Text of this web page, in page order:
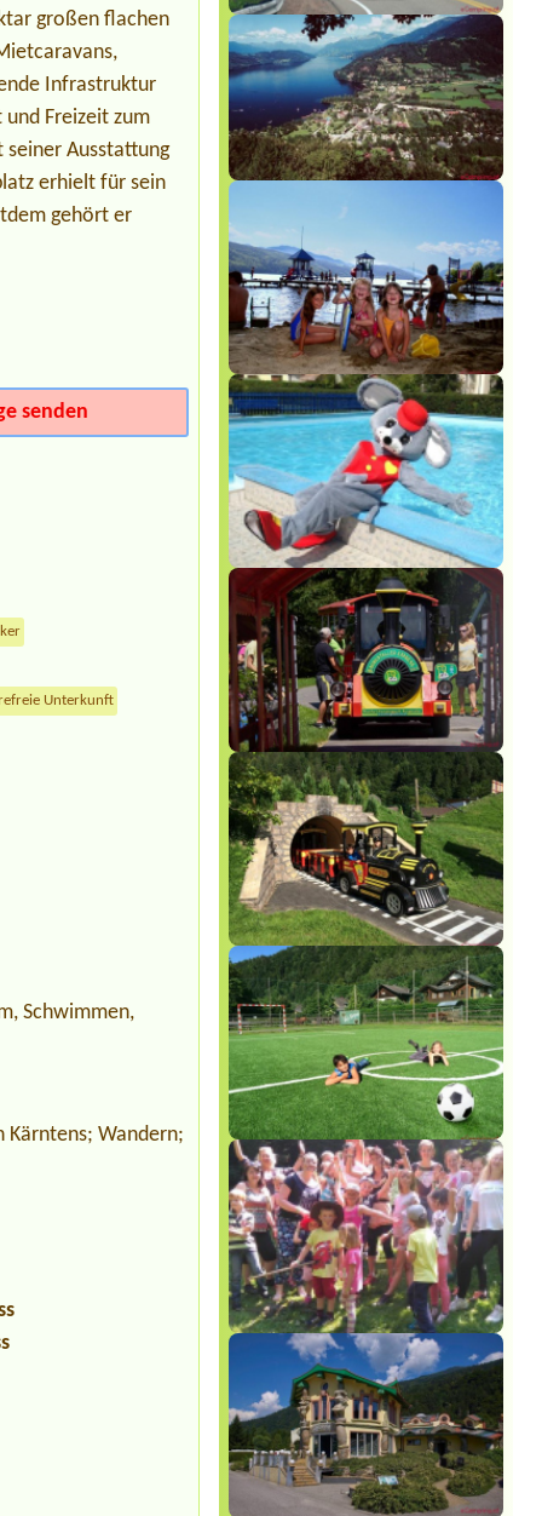
Wohnwagen, El. Anschluss, 2
Personen, 2 Hunde
Termin ab 2026-08-27 |Camping via
Claudiasee
1 Stellplatz für Wohnwagen und
einen PKW
großen flachen
Infrastruktur
Freizeit zum
seiner Ausstattung
erhielt für sein
gehört er
senden
Unterkunft
Schwimmen,
Kärntens; Wandern;